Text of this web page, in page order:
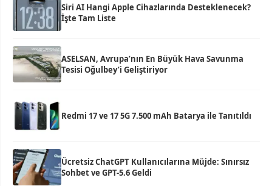
Siri AI Hangi Apple Cihazlarında Desteklenecek?
İşte Tam Liste
ASELSAN, Avrupa’nın En Büyük Hava Savunma
Tesisi Oğulbey’i Geliştiriyor
Redmi 17 ve 17 5G 7.500 mAh Batarya ile Tanıtıldı
Ücretsiz ChatGPT Kullanıcılarına Müjde: Sınırsız
Sohbet ve GPT-5.6 Geldi